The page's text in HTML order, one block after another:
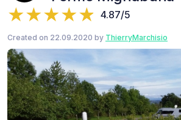
4.87/5
Created on 22.09.2020 by ThierryMarchisio